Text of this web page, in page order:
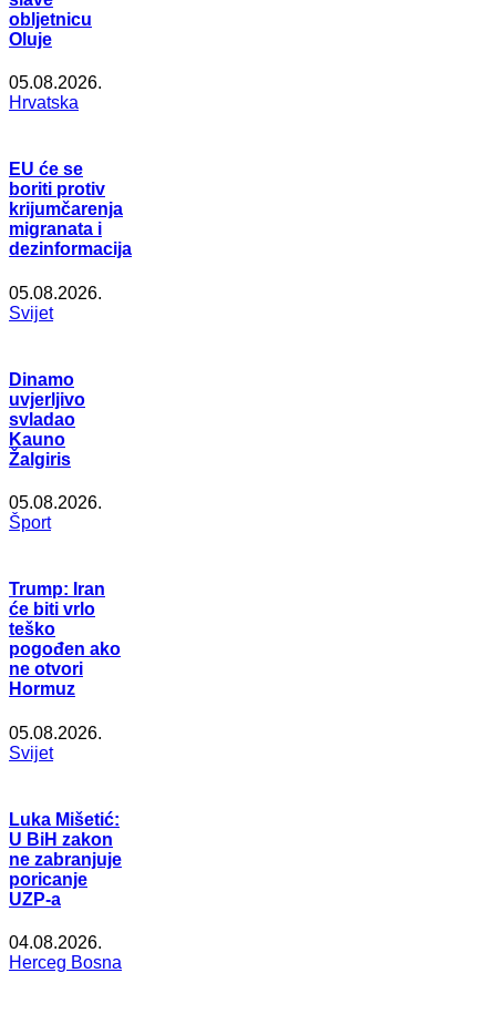
obljetnicu
Oluje
05.08.2026.
Hrvatska
EU će se
boriti protiv
krijumčarenja
migranata i
dezinformacija
05.08.2026.
Svijet
Dinamo
uvjerljivo
svladao
Kauno
Žalgiris
05.08.2026.
Šport
Trump: Iran
će biti vrlo
teško
pogođen ako
ne otvori
Hormuz
05.08.2026.
Svijet
Luka Mišetić:
U BiH zakon
ne zabranjuje
poricanje
UZP-a
04.08.2026.
Herceg Bosna